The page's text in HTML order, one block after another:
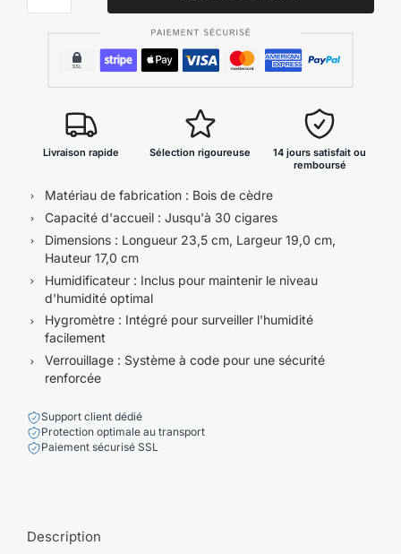
Livraison rapide Sélection rigoureuse
14 jours satisfait ou
remboursé
Matériau de fabrication : Bois de cèdre
Capacité d'accueil : Jusqu'à 30 cigares
Dimensions : Longueur 23,5 cm, Largeur 19,0 cm,
Hauteur 17,0 cm
Humidificateur : Inclus pour maintenir le niveau
d'humidité optimal
Hygromètre : Intégré pour surveiller l'humidité
facilement
Verrouillage : Système à code pour une sécurité
renforcée
Support client dédié
Protection optimale au transport
Paiement sécurisé SSL
Description